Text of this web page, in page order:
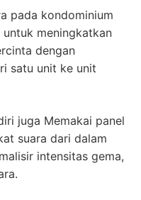
pada kondominium
untuk meningkatkan
dengan
satu unit ke unit
juga Memakai panel
suara dari dalam
intensitas gema,